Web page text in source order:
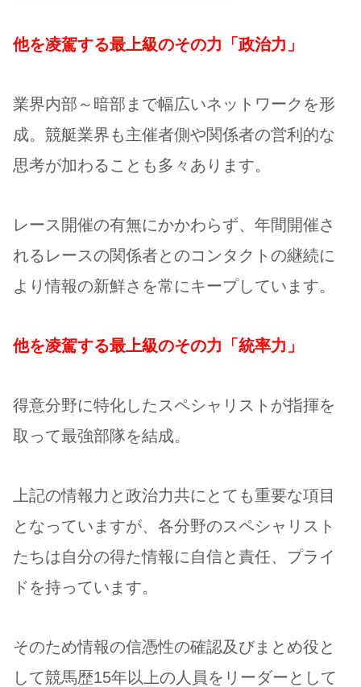
他を凌駕する最上級のその力「政治力」
業界内部～暗部まで幅広いネットワークを形
成。競艇業界も主催者側や関係者の営利的な
思考が加わることも多々あります。
レース開催の有無にかかわらず、年間開催さ
れるレースの関係者とのコンタクトの継続に
より情報の新鮮さを常にキープしています。
他を凌駕する最上級のその力「統率力」
得意分野に特化したスペシャリストが指揮を
取って最強部隊を結成。
上記の情報力と政治力共にとても重要な項目
となっていますが、各分野のスペシャリスト
たちは自分の得た情報に自信と責任、プライ
ドを持っています。
そのため情報の信憑性の確認及びまとめ役と
して競馬歴15年以上の人員をリーダーとして